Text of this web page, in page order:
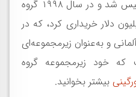
توسط فروچیو لامبورگینی تأسیس شد و در سال ۱۹۹۸ گروه
آن را با قیمت ۱۱۰ میلیون دلار خریداری کرد، که در
و به‌عنوان زیرمجموعه‌ای
که خود زیرمجموعه گروه
بیشتر بخوانید.